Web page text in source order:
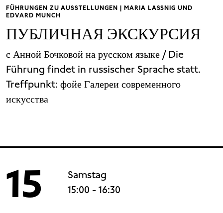
FÜHRUNGEN ZU AUSSTELLUNGEN | MARIA LASSNIG UND
EDVARD MUNCH
ПУБЛИЧНАЯ ЭКСКУРСИЯ
с Анной Бочковой на русском языке / Die
Führung findet in russischer Sprache statt.
Treffpunkt: фойе Галереи современного
искусства
15
Samstag
15:00 - 16:30